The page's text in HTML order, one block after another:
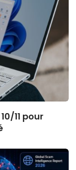
11 pour